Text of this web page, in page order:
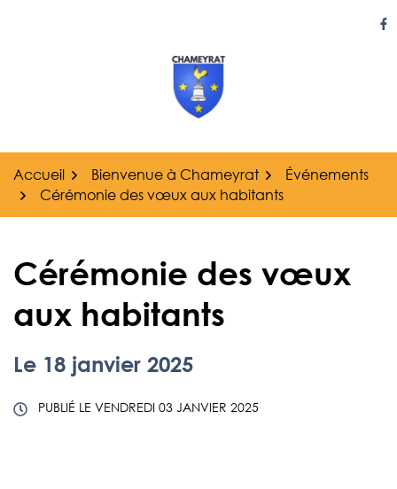
Accueil Bienvenue à Chameyrat
Événements
Cérémonie des vœux aux habitants
Cérémonie des vœux
aux habitants
Le 18 janvier 2025
PUBLIÉ LE VENDREDI 03 JANVIER 2025